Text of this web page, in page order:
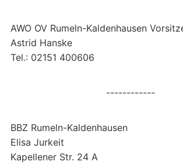
AWO OV Rumeln-Kaldenhausen
Astrid Hanske
Tel.: 02151 400606
------------
BBZ Rumeln-Kaldenhausen
Elisa Jurkeit
Kapellener Str. 24 A